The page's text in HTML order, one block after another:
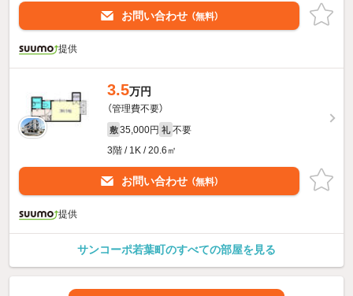
お問い合わせ （無料）
提供
3.5万円
（管理費不要）
敷 35,000円 礼 不要
3階 / 1K / 20.6㎡
お問い合わせ （無料）
提供
サンコーポ若葉町のすべての部屋を見る